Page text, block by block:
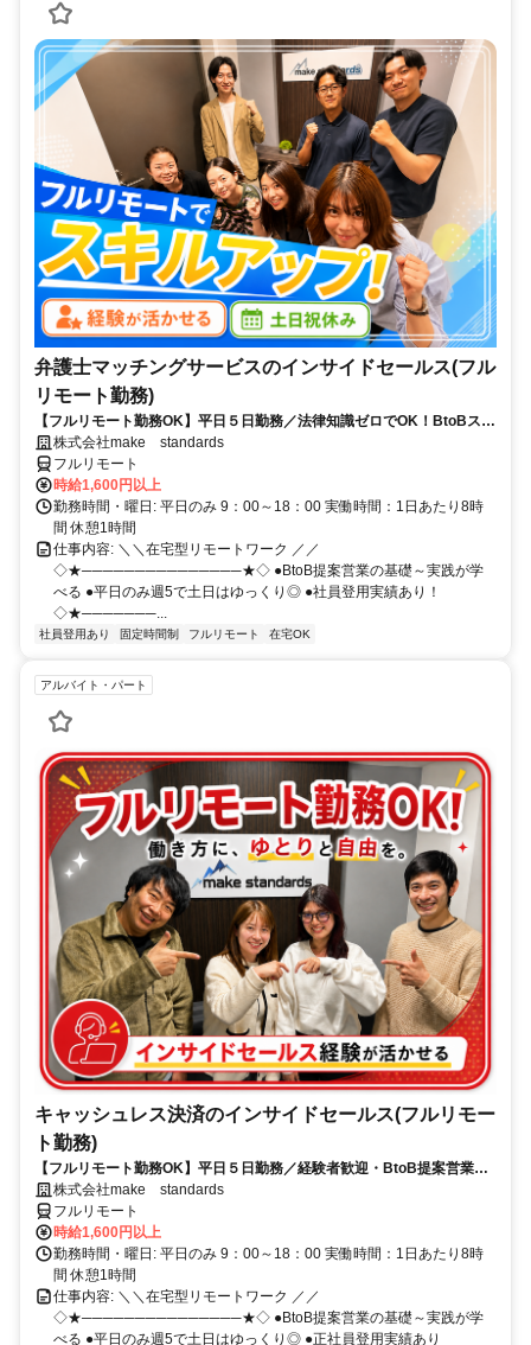
弁護士マッチングサービスのインサイドセールス(フル
リモート勤務)
【フルリモート勤務OK】平日５日勤務／法律知識ゼロでOK！BtoBスキ
ルが身につく営業職
株式会社make standards
フルリモート
時給1,600円以上
勤務時間・曜日: 平日のみ 9：00～18：00 実働時間：1日あたり8時
間 休憩1時間
仕事内容: ＼＼在宅型リモートワーク ／／
◇★───────────────★◇ ●BtoB提案営業の基礎～実践が学
べる ●平日のみ週5で土日はゆっくり◎ ●社員登用実績あり！
◇★───────...
社員登用あり 固定時間制 フルリモート 在宅OK
アルバイト・パート
キャッシュレス決済のインサイドセールス(フルリモー
ト勤務)
【フルリモート勤務OK】平日５日勤務／経験者歓迎・BtoB提案営業で
スキルアップ
株式会社make standards
フルリモート
時給1,600円以上
勤務時間・曜日: 平日のみ 9：00～18：00 実働時間：1日あたり8時
間 休憩1時間
仕事内容: ＼＼在宅型リモートワーク ／／
◇★───────────────★◇ ●BtoB提案営業の基礎～実践が学
べる ●平日のみ週5で土日はゆっくり◎ ●正社員登用実績あり